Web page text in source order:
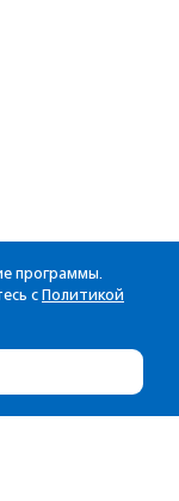
программы.
с Политикой